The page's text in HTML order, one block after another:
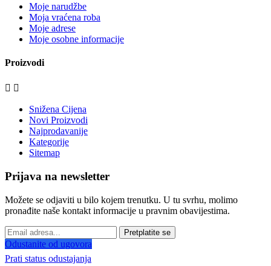
Moje narudžbe
Moja vraćena roba
Moje adrese
Moje osobne informacije
Proizvodi
 
Snižena Cijena
Novi Proizvodi
Najprodavanije
Kategorije
Sitemap
Prijava na newsletter
Možete se odjaviti u bilo kojem trenutku. U tu svrhu, molimo
pronađite naše kontakt informacije u pravnim obavijestima.
Pretplatite se
Odustanite od ugovora
Prati status odustajanja